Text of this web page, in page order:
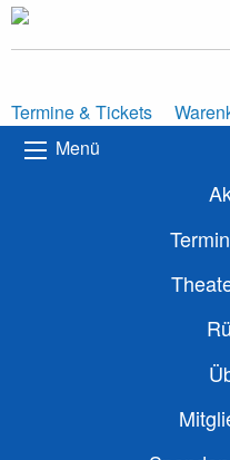
Termine & Tickets
Menü